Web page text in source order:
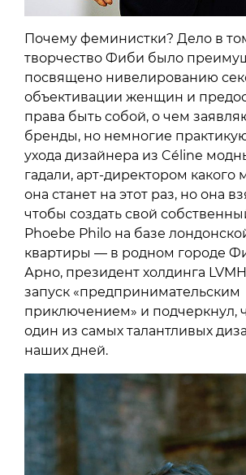
Почему феминистки? Дело в
творчество Фиби было
посвящено нивелированию
объективации женщин и
права быть собой, о чем
бренды, но немногие
ухода дизайнера из Céline
гадали, арт-директором какого
она станет на этот раз, но она
чтобы создать свой
Phoebe Philo на базе
квартиры — в родном городе
Арно, президент холдинга
запуск «предпринимательским
приключением» и подчеркнул,
один из самых талантливых
наших дней.